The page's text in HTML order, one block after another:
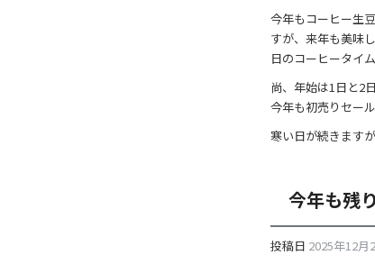
o
o
k
今年もコーヒー生
すが、来年も美味
日のコーヒータイ
尚、年始は1日と2
今年も初売りセー
寒い日が続きます
今年も残
投稿日 2025年12月